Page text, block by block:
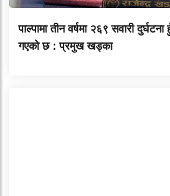
पाल्पामा तीन वर्षमा २६९ सवारी
गएको छ : प्रमुख खड्का